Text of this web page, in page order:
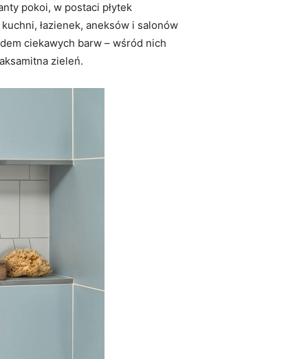
pokoi, w postaci płytek
łazienek, aneksów i salonów
ciekawych barw – wśród nich
zieleń.